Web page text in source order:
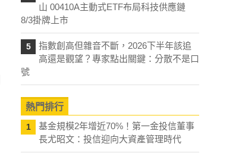
山 00410A主動式ETF布局科技供應鏈
8/3掛牌上市
5
指數創高但雜音不斷，2026下半年該追
高還是觀望？專家點出關鍵：分散不是口
號
熱門排行
1
基金規模2年增近70%！第一金投信董事
長尤昭文：投信迎向大資產管理時代